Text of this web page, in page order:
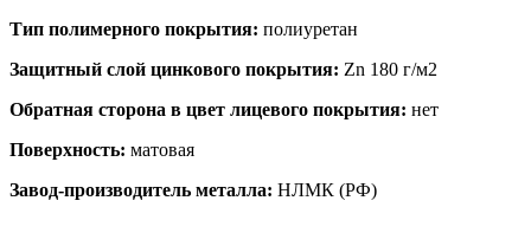
Тип полимерного покрытия: полиуретан
Защитный слой цинкового покрытия: Zn 180 г/м2
Обратная сторона в цвет лицевого покрытия: нет
Поверхность: матовая
Завод-производитель металла: НЛМК (РФ)